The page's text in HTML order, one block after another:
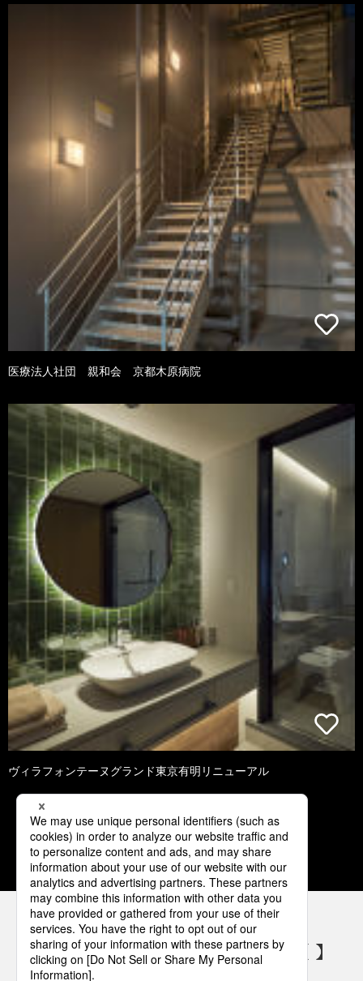
医療法人社団 親和会 京都木原病院
ヴィラフォンテーヌグランド東京有明リニューアル
1 2 3 4 5
パナソニックの電気設備 SNSアカウント